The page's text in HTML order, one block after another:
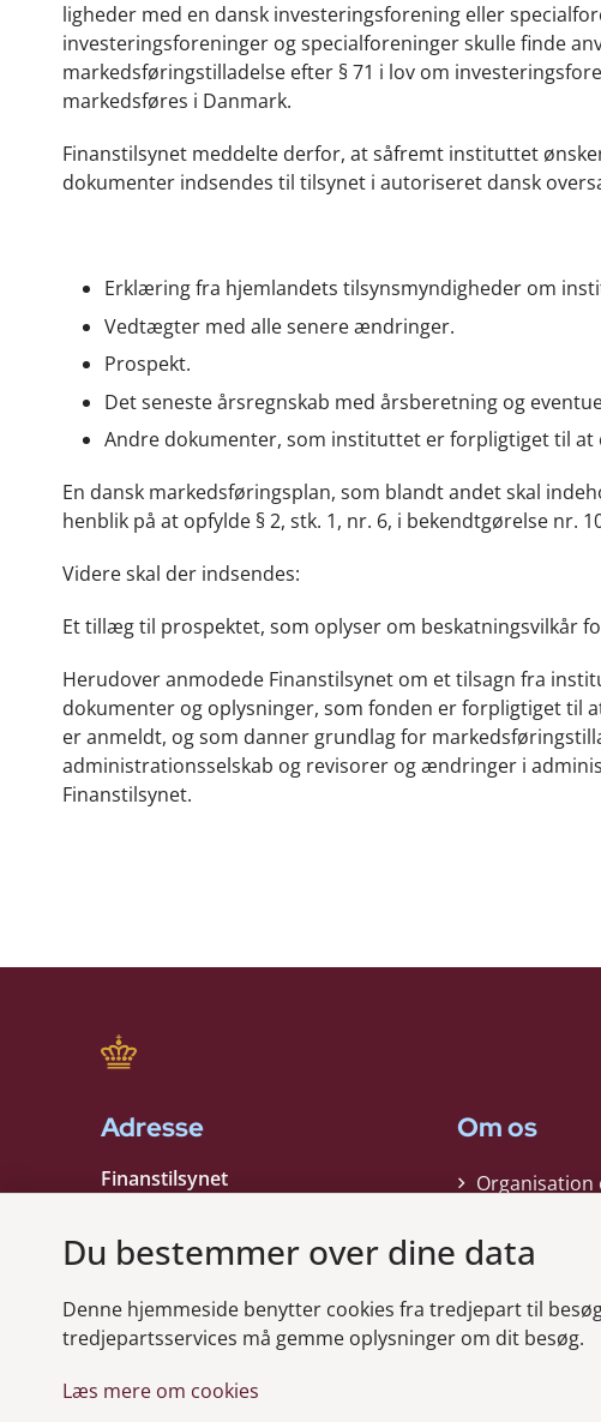
ligheder med en dansk investeringsforening eller
investeringsforeninger og specialforeninger skulle finde
markedsføringstilladelse efter § 71 i lov om
markedsføres i Danmark.
Finanstilsynet meddelte derfor, at såfremt instituttet
dokumenter indsendes til tilsynet i autoriseret dansk
Erklæring fra hjemlandets tilsynsmyndigheder om
Vedtægter med alle senere ændringer.
Prospekt.
Det seneste årsregnskab med årsberetning og
Andre dokumenter, som instituttet er forpligtiget til at
En dansk markedsføringsplan, som blandt andet skal
henblik på at opfylde § 2, stk. 1, nr. 6, i bekendtgørelse nr.
Videre skal der indsendes:
Et tillæg til prospektet, som oplyser om beskatningsvilkår
Herudover anmodede Finanstilsynet om et tilsagn fra
dokumenter og oplysninger, som fonden er forpligtiget
er anmeldt, og som danner grundlag for
administrationsselskab og revisorer og ændringer i
Finanstilsynet.
Adresse
Finanstilsynet
1401 København K
CVR nummer:10598184
Om os
Organisation
Kontakt
Modtag
Du bestemmer over dine data
Denne hjemmeside benytter cookies fra tredjepart til
tredjepartsservices må gemme oplysninger om dit besøg.
Læs mere om cookies